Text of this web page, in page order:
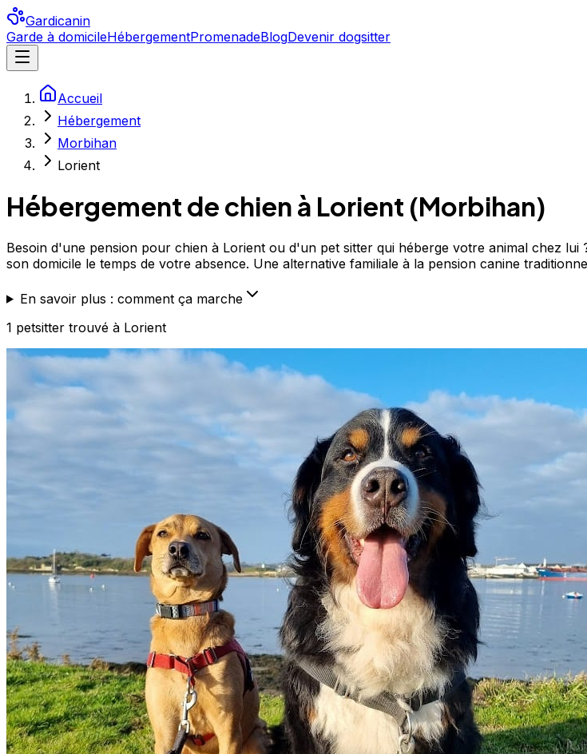
Gardicanin
Garde à domicileHébergementPromenadeBlogDevenir dogsitter
Accueil
Hébergement
Morbihan
Lorient
Hébergement de chien à Lorient (Morbihan)
Besoin d'une pension pour chien à Lorient ou d'un pet sitter qui héberge votre animal chez
son domicile le temps de votre absence. Une alternative familiale à la pension canine
En savoir plus : comment ça marche
1 petsitter trouvé à Lorient